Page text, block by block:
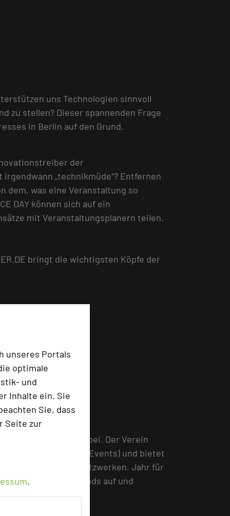
unseres Portals
optimale
und
Inhalte ein. Sie
Sie, dass
Seite zur
.
uns Technologien sinnvoll
zu stellen? Dieser spannenden Frage
in Berlin auf den Grund.
der
„technikmüde“? Entfernen
dem, was eine Veranstaltung so
DAY können sich auf ein
mit Veranstaltungsplanern teilen.
bringt die wichtigsten Köpfe der
des ITB MICE DAY bei. Der Verein
Conventions, Events) und bietet
und zum Netzwerken. Jahr für
greift relevante Trends auf und